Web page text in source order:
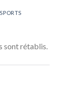
sont rétablis.